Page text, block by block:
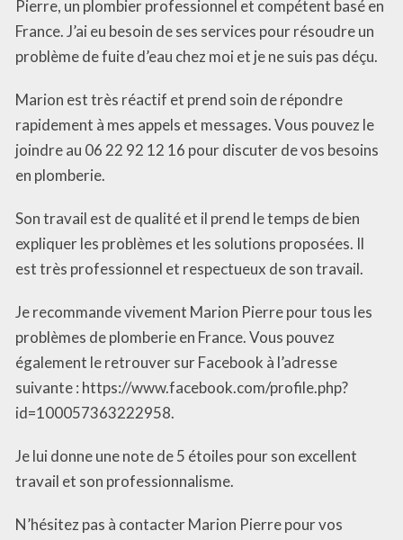
Pierre, un plombier professionnel et compétent basé en
France. J’ai eu besoin de ses services pour résoudre un
problème de fuite d’eau chez moi et je ne suis pas déçu.
Marion est très réactif et prend soin de répondre
rapidement à mes appels et messages. Vous pouvez le
joindre au 06 22 92 12 16 pour discuter de vos besoins
en plomberie.
Son travail est de qualité et il prend le temps de bien
expliquer les problèmes et les solutions proposées. Il
est très professionnel et respectueux de son travail.
Je recommande vivement Marion Pierre pour tous les
problèmes de plomberie en France. Vous pouvez
également le retrouver sur Facebook à l’adresse
suivante : https://www.facebook.com/profile.php?
id=100057363222958.
Je lui donne une note de 5 étoiles pour son excellent
travail et son professionnalisme.
N’hésitez pas à contacter Marion Pierre pour vos